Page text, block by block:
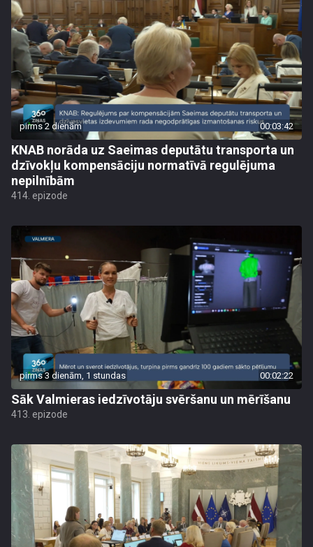
pirms 2 dienām 00:03:42
KNAB norāda uz Saeimas deputātu transporta un
dzīvokļu kompensāciju normatīvā regulējuma
nepilnībām
414. epizode
pirms 3 dienām, 1 stundas 00:02:22
Sāk Valmieras iedzīvotāju svēršanu un mērīšanu
413. epizode